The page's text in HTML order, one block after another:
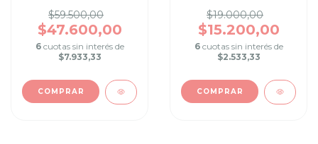
$59.500,00
$47.600,00
6 cuotas sin interés de
$7.933,33
COMPRAR
$19.000,00
$15.200,00
6 cuotas sin interés de
$2.533,33
COMPRAR